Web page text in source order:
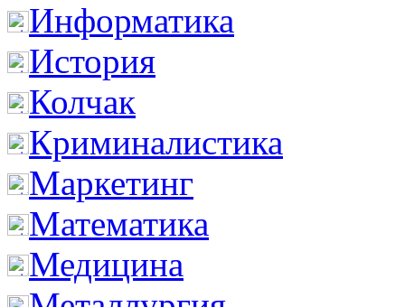
Информатика
История
Колчак
Криминалистика
Маркетинг
Математика
Медицина